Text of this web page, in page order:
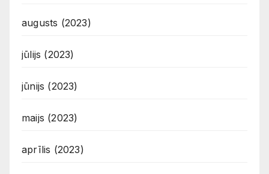
augusts (2023)
jūlijs (2023)
jūnijs (2023)
maijs (2023)
aprīlis (2023)